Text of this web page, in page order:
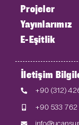
Projeler
Yayınlarımız
E-Eşitlik
İletişim
+90 (312)
+90 533 762